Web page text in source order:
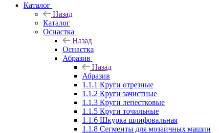
Каталог
Назад
Каталог
Оснастка
Назад
Оснастка
Абразив
Назад
Абразив
1.1.1 Круги отрезные
1.1.2 Круги зачистные
1.1.3 Круги лепестковые
1.1.5 Круги точильные
1.1.6 Шкурка шлифовальная
1.1.8 Сегменты для мозаичных машин